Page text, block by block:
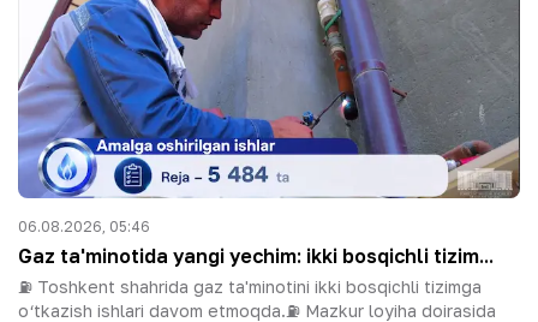
06.08.2026, 05:46
Gaz ta'minotida yangi yechim: ikki bosqichli tizim...
⛽️ Toshkent shahrida gaz ta'minotini ikki bosqichli tizimga
o‘tkazish ishlari davom etmoqda.⛽️ Mazkur loyiha doirasida